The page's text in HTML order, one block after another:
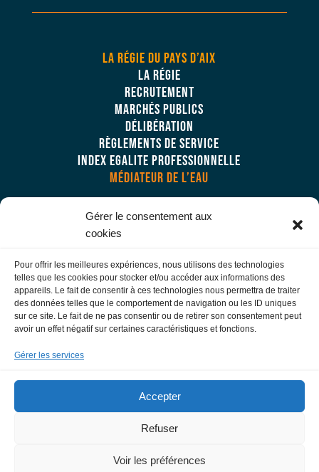
Gérer le consentement aux
cookies
Pour offrir les meilleures expériences, nous utilisons des technologies
telles que les cookies pour stocker et/ou accéder aux informations des
appareils. Le fait de consentir à ces technologies nous permettra de traiter
des données telles que le comportement de navigation ou les ID uniques
sur ce site. Le fait de ne pas consentir ou de retirer son consentement peut
avoir un effet négatif sur certaines caractéristiques et fonctions.
Gérer les services
Accepter
Refuser
Voir les préférences
LA RÉGIE DU PAYS D’AIX
LA RÉGIE
RECRUTEMENT
MARCHÉS PUBLICS
DÉLIBÉRATION
RÈGLEMENTS DE SERVICE
INDEX EGALITE PROFESSIONNELLE
MÉDIATEUR DE L’EAU
FOIRE AUX QUESTIONS
MON ESPACE ABONNÉ
LIENS UTILES
FNCCR
PRÉFECTURE DES BOUCHES-DU-RHONE
MENTIONS LÉGALES & PROTECTION DES DONNÉES